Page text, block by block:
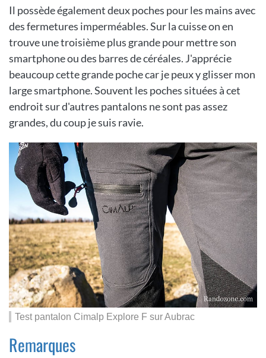
Il possède également deux poches pour les mains avec
des fermetures imperméables. Sur la cuisse on en
trouve une troisième plus grande pour mettre son
smartphone ou des barres de céréales. J'apprécie
beaucoup cette grande poche car je peux y glisser mon
large smartphone. Souvent les poches situées à cet
endroit sur d'autres pantalons ne sont pas assez
grandes, du coup je suis ravie.
Test pantalon Cimalp Explore F sur Aubrac
Remarques